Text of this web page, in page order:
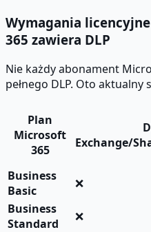
Wymagania
365 zawiera DLP
Nie każdy abonament
pełnego DLP. Oto aktualny
Plan
Microsoft
365
Exchange/
Business
Basic
❌
Business
Standard
❌